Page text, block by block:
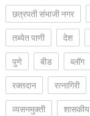
छत्रपती संभाजी नगर
तब्येत पाणी
देश
पुणे
बीड ब्लॉग
रक्‍तदान
रत्नागिरी
व्यसनमुक्ती